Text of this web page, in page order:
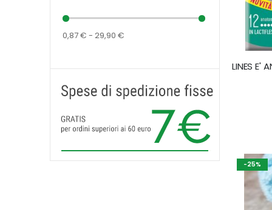
-25%
0,87 € - 29,90 €